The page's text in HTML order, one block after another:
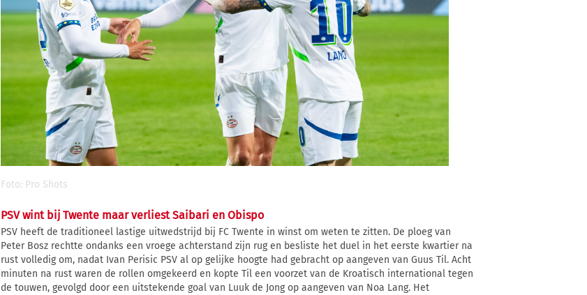
Foto: Pro Shots
PSV wint bij Twente maar verliest Saibari en Obispo
PSV heeft de traditioneel lastige uitwedstrijd bij FC Twente in winst om weten te zitten. De ploeg van
Peter Bosz rechtte ondanks een vroege achterstand zijn rug en besliste het duel in het eerste kwartier na
rust volledig om, nadat Ivan Perisic PSV al op gelijke hoogte had gebracht op aangeven van Guus Til. Acht
minuten na rust waren de rollen omgekeerd en kopte Til een voorzet van de Kroatisch international tegen
de touwen, gevolgd door een uitstekende goal van Luuk de Jong op aangeven van Noa Lang. Het